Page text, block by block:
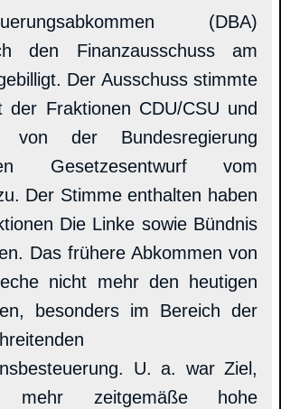
(DBA)
den Finanzausschuss am
Der Ausschuss stimmte
der Fraktionen CDU/CSU und
der Bundesregierung
Gesetzesentwurf vom
Der Stimme enthalten haben
Die Linke sowie Bündnis
Das frühere Abkommen von
nicht mehr den heutigen
besonders im Bereich der
U. a. war Ziel,
zeitgemäße hohe